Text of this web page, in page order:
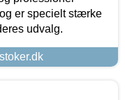
er specielt stærke
udvalg.